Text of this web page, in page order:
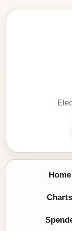
Home
Charts